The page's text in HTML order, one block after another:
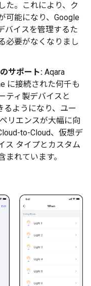
た。これにより、ク
可能になり、Google
バイスを管理するた
必要がなくなりまし
サポート: Aqara
に接続された何千も
ティ製デバイスと
るようになり、ユー
リエンスが大幅に向
to-Cloud、仮想デ
ス タイプとカスタム
れています。